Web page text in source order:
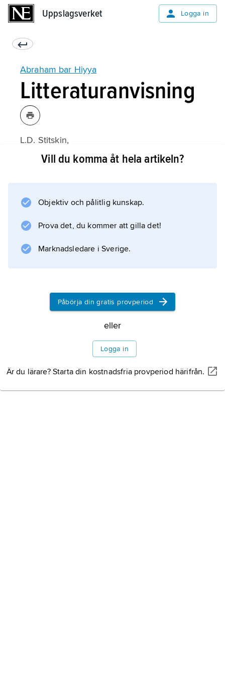
Uppslagsverket Logga in
Abraham bar Hiyya
Litteraturanvisning
L.D. Stitskin,
Judaism as a Philosophy: the Philosophy of
Information om artikeln
Vill du komma åt hela artikeln?
Objektiv och pålitlig kunskap.
Prova det, du kommer att gilla det!
Marknadsledare i Sverige.
Påbörja din gratis provperiod
eller
Logga in
Är du lärare? Starta din kostnadsfria provperiod härifrån.